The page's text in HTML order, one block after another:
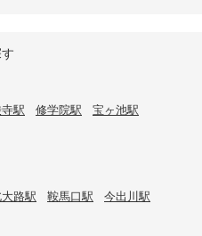
駅 修学院駅
宝ヶ池駅
路駅 鞍馬口駅
今出川駅